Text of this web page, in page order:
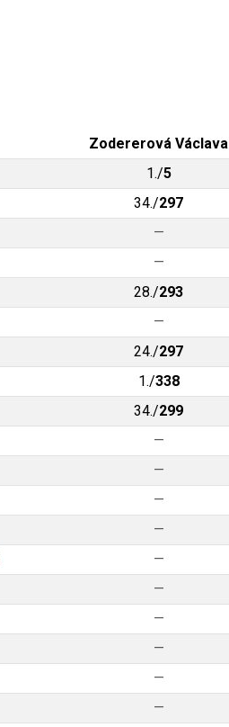
Zodererová Václava
1./5
34./297
—
—
28./293
—
24./297
1./338
34./299
—
—
—
—
—
—
—
—
—
—